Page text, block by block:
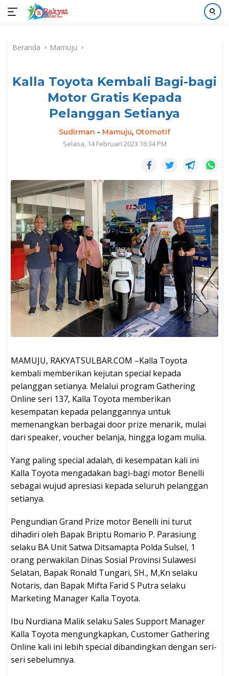
kontenBeranda Mamuju
Kalla Toyota Kembali Bagi-bagi
Motor Gratis Kepada
Pelanggan Setianya
Sudirman - Mamuju, Otomotif
Selasa, 14 Februari 2023 16:34 PM
MAMUJU, RAKYATSULBAR.COM –Kalla Toyota
kembali memberikan kejutan special kepada
pelanggan setianya. Melalui program Gathering
Online seri 137, Kalla Toyota memberikan
kesempatan kepada pelanggannya untuk
memenangkan berbagai door prize menarik, mulai
dari speaker, voucher belanja, hingga logam mulia.
Yang paling special adalah, di kesempatan kali ini
Kalla Toyota mengadakan bagi-bagi motor Benelli
sebagai wujud apresiasi kepada seluruh pelanggan
setianya.
Pengundian Grand Prize motor Benelli ini turut
dihadiri oleh Bapak Briptu Romario P. Parasiung
selaku BA Unit Satwa Ditsamapta Polda Sulsel, 1
orang perwakilan Dinas Sosial Provinsi Sulawesi
Selatan, Bapak Ronald Tungari, SH., M,Kn selaku
Notaris, dan Bapak Mifta Farid S Putra selaku
Marketing Manager Kalla Toyota.
Ibu Nurdiana Malik selaku Sales Support Manager
Kalla Toyota mengungkapkan, Customer Gathering
Online kali ini lebih special dibandingkan dengan seri-
seri sebelumnya.